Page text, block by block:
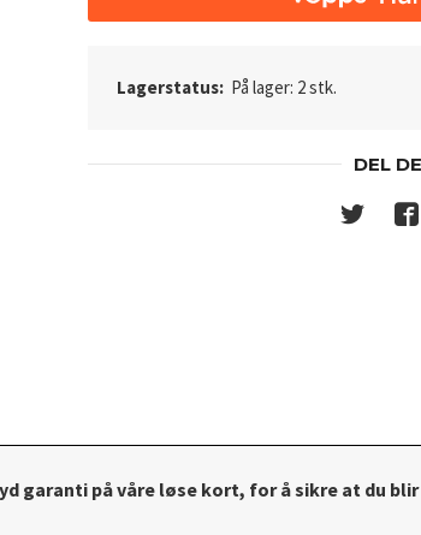
Lagerstatus: På lager: 2 stk.
DEL
garanti på våre løse kort, for å sikre at du